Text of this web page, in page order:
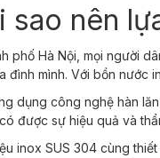
sao nên
phố Hà Nội, mọi người
đình mình. Với bồn nước
dụng công nghệ hàn
được sự hiệu quả và
inox SUS 304 cùng